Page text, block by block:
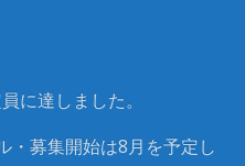
に達しました。
・募集開始は8月を予定し